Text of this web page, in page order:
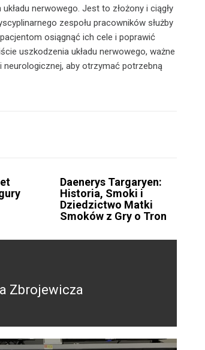
nerwowego. Jest to złożony i ciągły
zespołu pracowników służby
osiągnąć ich cele i poprawić
uszkodzenia układu nerwowego, ważne
aby otrzymać potrzebną
Daenerys Targaryen:
Historia, Smoki i
Dziedzictwo Matki
Smoków z Gry o Tron
Zbrojewicza